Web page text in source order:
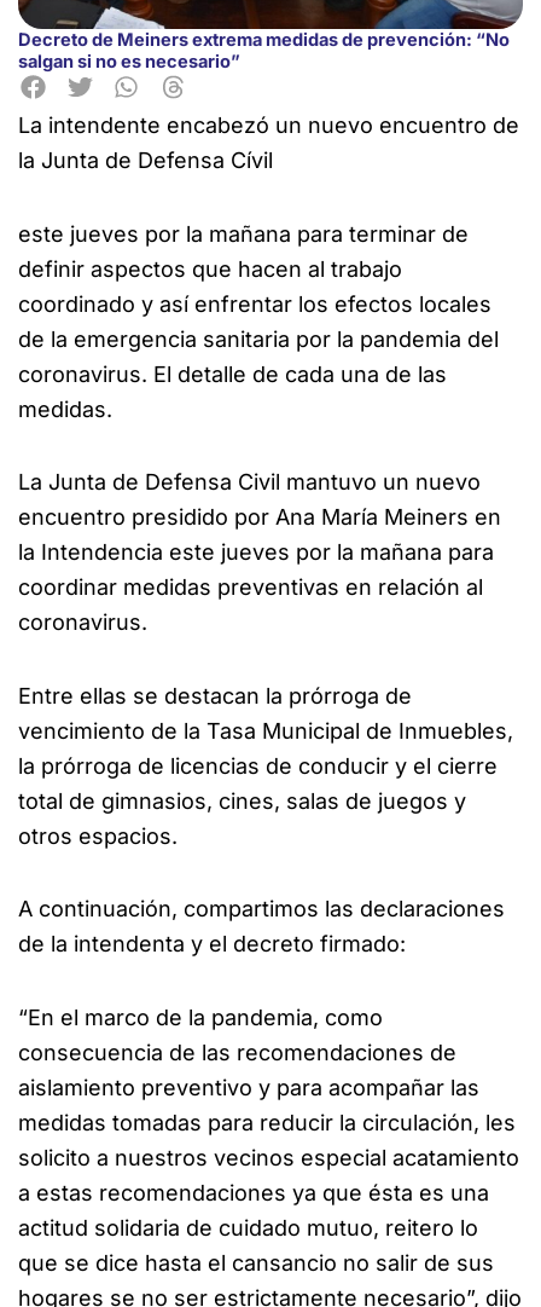
Decreto de Meiners extrema medidas de prevención: “No
salgan si no es necesario”
La intendente encabezó un nuevo encuentro de
la Junta de Defensa Cívil
este jueves por la mañana para terminar de
definir aspectos que hacen al trabajo
coordinado y así enfrentar los efectos locales
de la emergencia sanitaria por la pandemia del
coronavirus. El detalle de cada una de las
medidas.
La Junta de Defensa Civil mantuvo un nuevo
encuentro presidido por Ana María Meiners en
la Intendencia este jueves por la mañana para
coordinar medidas preventivas en relación al
coronavirus.
Entre ellas se destacan la prórroga de
vencimiento de la Tasa Municipal de Inmuebles,
la prórroga de licencias de conducir y el cierre
total de gimnasios, cines, salas de juegos y
otros espacios.
A continuación, compartimos las declaraciones
de la intendenta y el decreto firmado:
“En el marco de la pandemia, como
consecuencia de las recomendaciones de
aislamiento preventivo y para acompañar las
medidas tomadas para reducir la circulación, les
solicito a nuestros vecinos especial acatamiento
a estas recomendaciones ya que ésta es una
actitud solidaria de cuidado mutuo, reitero lo
que se dice hasta el cansancio no salir de sus
hogares se no ser estrictamente necesario”, dijo